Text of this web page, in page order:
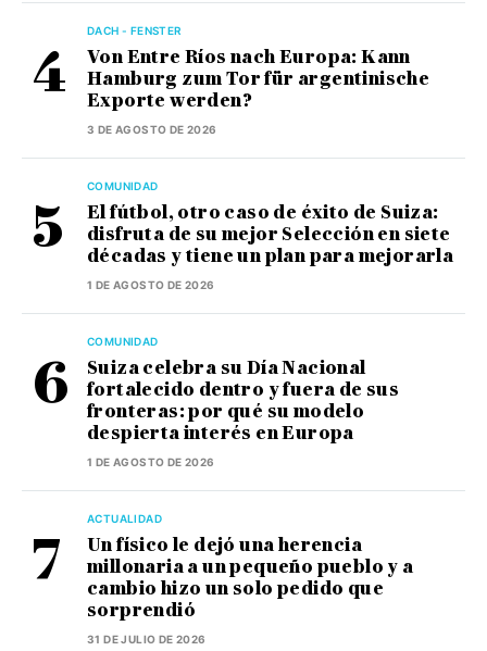
DACH - FENSTER
Von Entre Ríos nach Europa: Kann
Hamburg zum Tor für argentinische
Exporte werden?
3 DE AGOSTO DE 2026
COMUNIDAD
El fútbol, otro caso de éxito de Suiza:
disfruta de su mejor Selección en siete
décadas y tiene un plan para mejorarla
1 DE AGOSTO DE 2026
COMUNIDAD
Suiza celebra su Día Nacional
fortalecido dentro y fuera de sus
fronteras: por qué su modelo
despierta interés en Europa
1 DE AGOSTO DE 2026
ACTUALIDAD
Un físico le dejó una herencia
millonaria a un pequeño pueblo y a
cambio hizo un solo pedido que
sorprendió
31 DE JULIO DE 2026